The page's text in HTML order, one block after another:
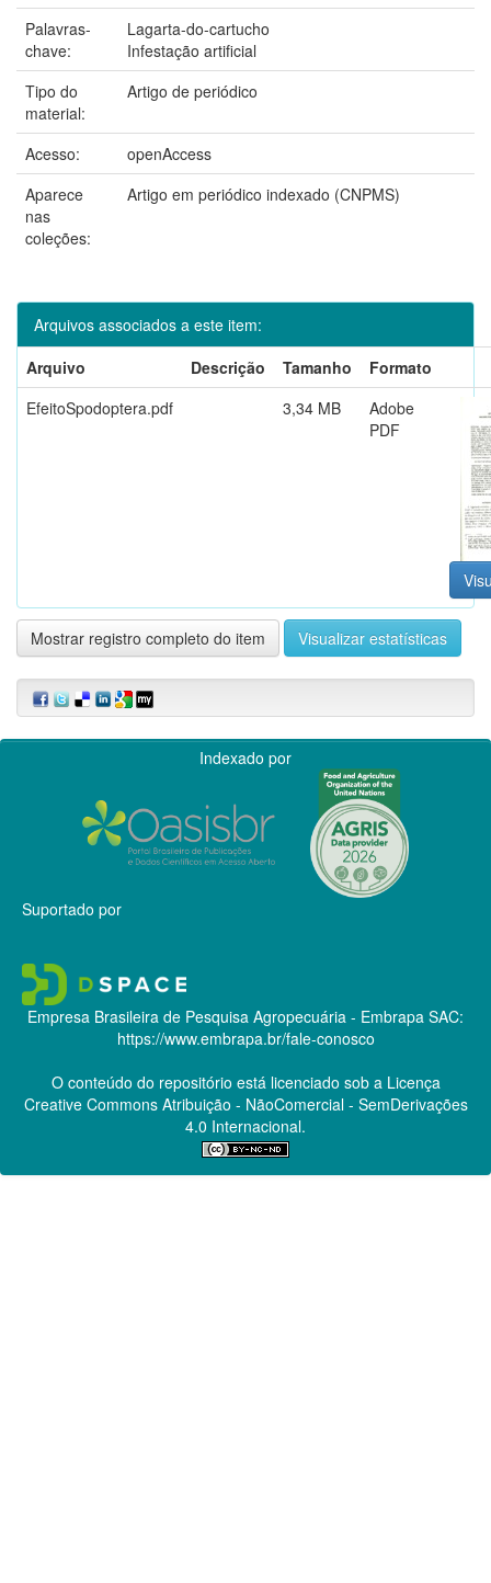
Palavras-
chave:
Lagarta-do-cartucho
Infestação artificial
Tipo do
material:
Artigo de periódico
Acesso:
openAccess
Aparece
nas
coleções:
Artigo em periódico indexado (CNPMS)
Arquivos associados a este item:
Arquivo
Descrição Tamanho
Formato
EfeitoSpodoptera.pdf
3,34 MB
Adobe
PDF
Mostrar registro completo do item Visualizar estatísticas
Indexado por
Suportado por
Empresa Brasileira de Pesquisa Agropecuária - Embrapa SAC:
https://www.embrapa.br/fale-conosco
O conteúdo do repositório está licenciado sob a Licença
Creative CommonsAtribuição - NãoComercial - SemDerivações
4.0 Internacional.